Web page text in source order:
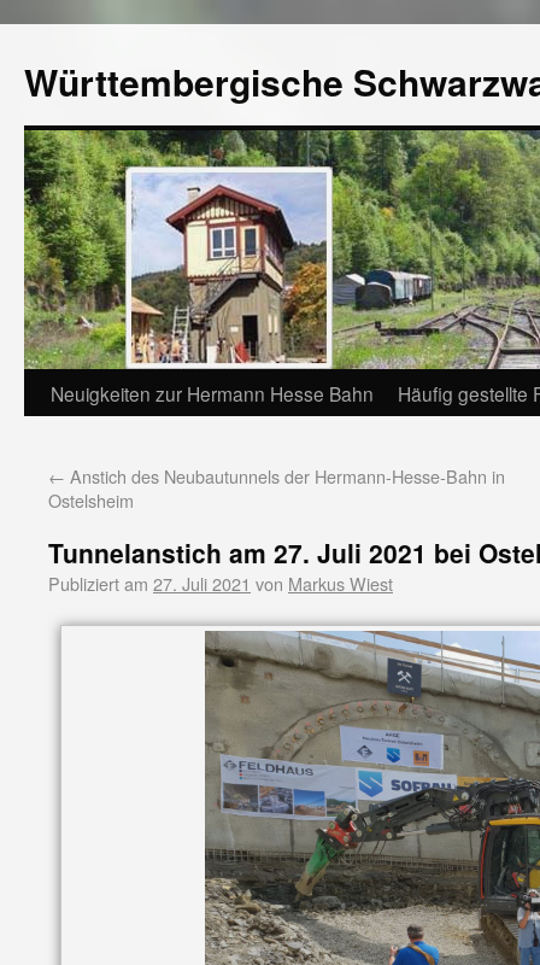
Württembergische
Neuigkeiten zur Hermann Hesse Bahn Häufig gestellte
← Anstich des Neubautunnels der Hermann-Hesse-Bahn in
Ostelsheim
Tunnelanstich am 27. Juli 2021 bei
Publiziert am 27. Juli 2021 von Markus Wiest